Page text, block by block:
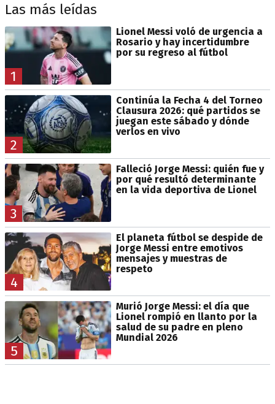
Las más leídas
1
Lionel Messi voló de urgencia a
Rosario y hay incertidumbre
por su regreso al fútbol
2
Continúa la Fecha 4 del Torneo
Clausura 2026: qué partidos se
juegan este sábado y dónde
verlos en vivo
3
Falleció Jorge Messi: quién fue y
por qué resultó determinante
en la vida deportiva de Lionel
4
El planeta fútbol se despide de
Jorge Messi entre emotivos
mensajes y muestras de
respeto
5
Murió Jorge Messi: el día que
Lionel rompió en llanto por la
salud de su padre en pleno
Mundial 2026